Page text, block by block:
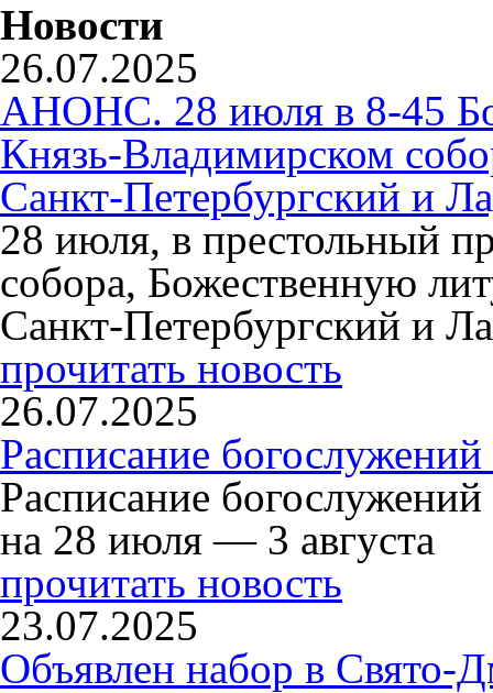
Новости
26.07.2025
АНОНС. 28 июля в 8-45
Князь-Владимирском
Санкт-Петербургский и
28 июля, в престольный
собора, Божественную
Санкт-Петербургский и
прочитать новость
26.07.2025
Расписание
Расписание
на 28 июля — 3 августа
прочитать новость
23.07.2025
Объявлен набор в Свято-